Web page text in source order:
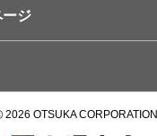
ージ
2026 OTSUKA CORPORATION